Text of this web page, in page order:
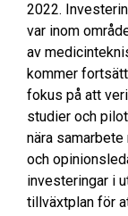
2022.
var inom
av
kommer
fokus på att
studier och
nära
och
investeringar i
tillväxtplan för